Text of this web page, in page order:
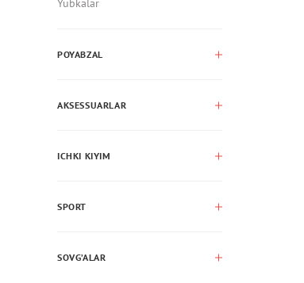
Yubkalar
POYABZAL
AKSESSUARLAR
ICHKI KIYIM
SPORT
SOVG’ALAR